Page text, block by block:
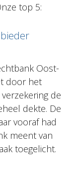
top 5:
Oost-
door het
de
dekte. De
vooraf had
meent van
toegelicht.